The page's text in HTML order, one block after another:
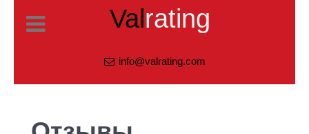
Valrating
info@valrating.com